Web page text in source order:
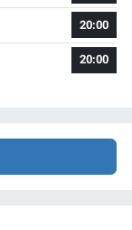
20:00
20:00